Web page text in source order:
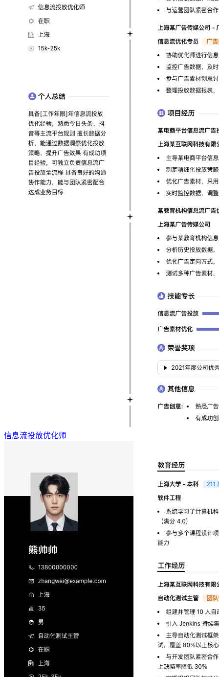
信息流投放优化师